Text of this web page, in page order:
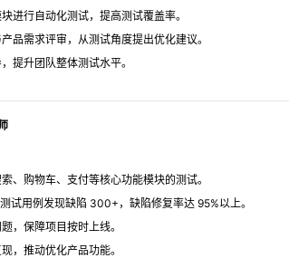
进行自动化测试，提高测试覆盖率。
品需求评审，从测试角度提出优化建议。
提升团队整体测试水平。
、购物车、支付等核心功能模块的测试。
试用例发现缺陷 300+，缺陷修复率达 95%以上。
，保障项目按时上线。
，推动优化产品功能。